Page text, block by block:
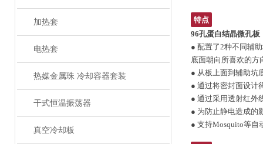
加热套
电热套
热媒金属珠 冷却容器套装
干式恒温振荡器
真空冷却板
特点
96孔蛋白结晶微孔板
● 配置了2种不同辅
底面朝向所喜欢的方
● 从板上面到辅助坑
● 通过将密封面设计
● 通过采用透射红外
● 为防止静电造成的
● 支持Mosquito等自